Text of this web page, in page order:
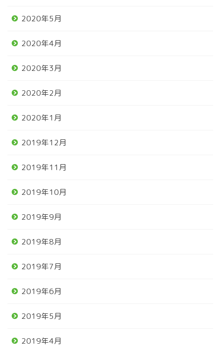
2020年5月
2020年4月
2020年3月
2020年2月
2020年1月
2019年12月
2019年11月
2019年10月
2019年9月
2019年8月
2019年7月
2019年6月
2019年5月
2019年4月